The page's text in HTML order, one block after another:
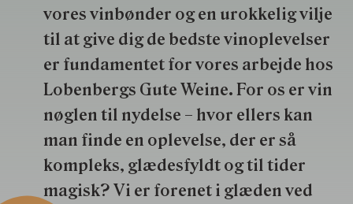
vores vinbønder og en urokkelig vilje
til at give dig de bedste vinoplevelser
er fundamentet for vores arbejde hos
Lobenbergs Gute Weine. For os er vin
nøglen til nydelse – hvor ellers kan
man finde en oplevelse, der er så
kompleks, glædesfyldt og til tider
magisk? Vi er forenet i glæden ved